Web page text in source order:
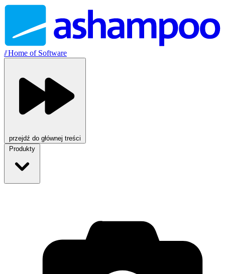
//Home of Software
przejdź do głównej treści
Produkty